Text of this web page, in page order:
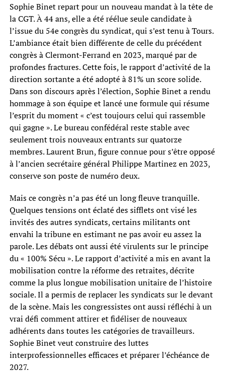
Sophie Binet repart pour un nouveau mandat à la tête de
la CGT. À 44 ans, elle a été réélue seule candidate à
l’issue du 54e congrès du syndicat, qui s’est tenu à Tours.
L’ambiance était bien différente de celle du précédent
congrès à Clermont-Ferrand en 2023, marqué par de
profondes fractures. Cette fois, le rapport d’activité de la
direction sortante a été adopté à 81% un score solide.
Dans son discours après l’élection, Sophie Binet a rendu
hommage à son équipe et lancé une formule qui résume
l’esprit du moment « c’est toujours celui qui rassemble
qui gagne ». Le bureau confédéral reste stable avec
seulement trois nouveaux entrants sur quatorze
membres. Laurent Brun, figure connue pour s’être opposé
à l’ancien secrétaire général Philippe Martinez en 2023,
conserve son poste de numéro deux.
Mais ce congrès n’a pas été un long fleuve tranquille.
Quelques tensions ont éclaté des sifflets ont visé les
invités des autres syndicats, certains militants ont
envahi la tribune en estimant ne pas avoir eu assez la
parole. Les débats ont aussi été virulents sur le principe
du « 100% Sécu ». Le rapport d’activité a mis en avant la
mobilisation contre la réforme des retraites, décrite
comme la plus longue mobilisation unitaire de l’histoire
sociale. Il a permis de replacer les syndicats sur le devant
de la scène. Mais les congressistes ont aussi réfléchi à un
vrai défi comment attirer et fidéliser de nouveaux
adhérents dans toutes les catégories de travailleurs.
Sophie Binet veut construire des luttes
interprofessionnelles efficaces et préparer l’échéance de
2027.